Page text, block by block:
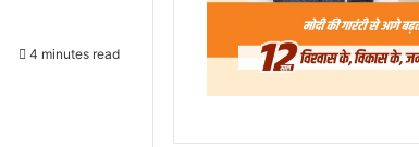
4 minutes read